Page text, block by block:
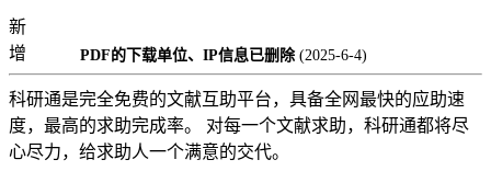
新
增
PDF的下载单位、IP信息已删除 (2025-6-4)
科研通是完全免费的文献互助平台，具备全网最快的应助速
度，最高的求助完成率。 对每一个文献求助，科研通都将尽
心尽力，给求助人一个满意的交代。